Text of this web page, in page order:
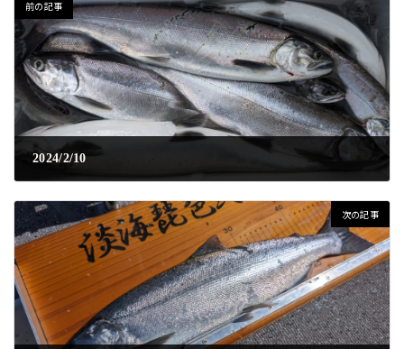
前の記事
2024/2/10
次の記事